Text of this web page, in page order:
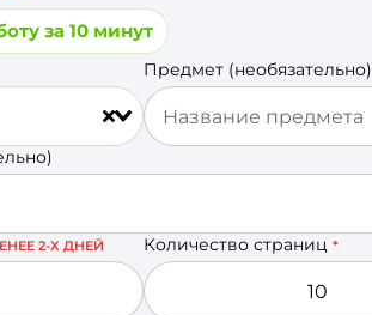
за 10 минут
Предмет (необязательно)
2-Х ДНЕЙ Количество страниц *